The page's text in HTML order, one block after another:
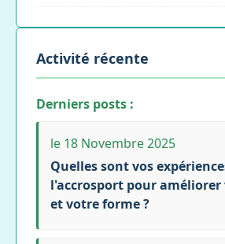
Activité récente
Derniers posts :
le 18 Novembre 2025
Quelles sont vos
l'accrosport pour
et votre forme ?